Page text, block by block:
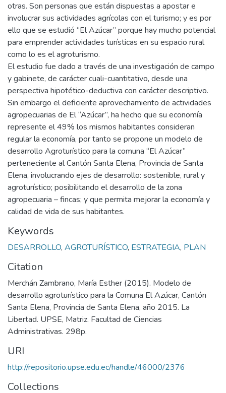
otras. Son personas que están dispuestas a apostar e
involucrar sus actividades agrícolas con el turismo; y es por
ello que se estudió “El Azúcar” porque hay mucho potencial
para emprender actividades turísticas en su espacio rural
como lo es el agroturismo.
El estudio fue dado a través de una investigación de campo
y gabinete, de carácter cuali-cuantitativo, desde una
perspectiva hipotético-deductiva con carácter descriptivo.
Sin embargo el deficiente aprovechamiento de actividades
agropecuarias de El “Azúcar”, ha hecho que su economía
represente el 49% los mismos habitantes consideran
regular la economía, por tanto se propone un modelo de
desarrollo Agroturístico para la comuna “El Azúcar”
perteneciente al Cantón Santa Elena, Provincia de Santa
Elena, involucrando ejes de desarrollo: sostenible, rural y
agroturístico; posibilitando el desarrollo de la zona
agropecuaria – fincas; y que permita mejorar la economía y
calidad de vida de sus habitantes.
Keywords
DESARROLLO, AGROTURÍSTICO, ESTRATEGIA, PLAN
Citation
Merchán Zambrano, María Esther (2015). Modelo de
desarrollo agroturístico para la Comuna El Azúcar, Cantón
Santa Elena, Provincia de Santa Elena, año 2015. La
Libertad. UPSE, Matriz. Facultad de Ciencias
Administrativas. 298p.
URI
http://repositorio.upse.edu.ec/handle/46000/2376
Collections